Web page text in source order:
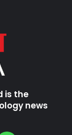
is the
news